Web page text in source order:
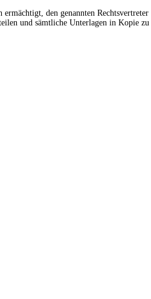
den genannten Rechtsvertreter
und sämtliche Unterlagen in Kopie zu